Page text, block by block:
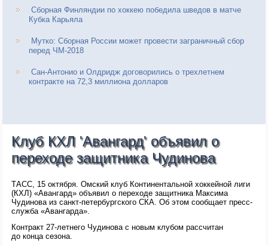
Сборная Финляндии по хоккею победила шведов в матче
Кубка Карьяла
Мутко: Сборная России может провести заграничный сбор
перед ЧМ-2018
Сан-Антонио и Олдридж договорились о трехлетнем
контракте на 72,3 миллиона долларов
Клуб КХЛ 'Авангард' объявил о
переходе защитника Чудинова
ТАСС, 15 октября. Омский клуб Континентальной хоккейной лиги
(КХЛ) «Авангард» объявил о переходе защитника Максима
Чудинова из санкт-петербургского СКА. Об этом сообщает пресс-
служба «Авангарда».
Контракт 27-летнего Чудинова с новым клубом рассчитан
до конца сезона.